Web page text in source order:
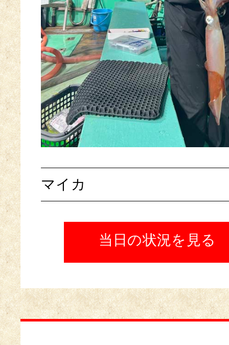
マイカ
当日の状況を見る